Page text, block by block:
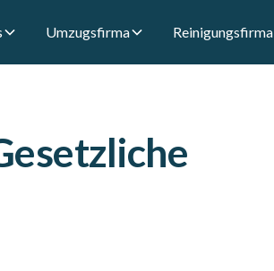
Umzugsfirma Reinigungsfirma